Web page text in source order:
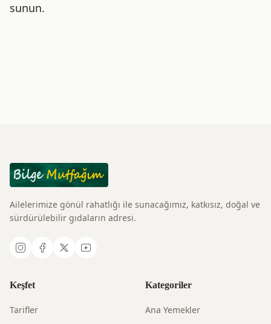
sunun.
Ailelerimize gönül rahatlığı ile sunacağımız, katkısız, doğal ve
sürdürülebilir gıdaların adresi.
Keşfet
Tarifler
Kategoriler
Ana Yemekler